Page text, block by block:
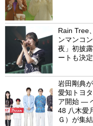
Rain Tree
ンマンコ
夜」初披
ートも決定
岩田剛典
愛知トヨ
ア開始 ―
48 八木愛
Ｇ）が集